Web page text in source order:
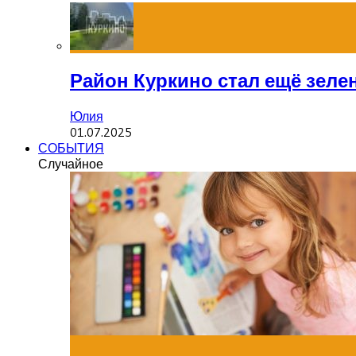
Район Куркино стал ещё
Юлия
01.07.2025
СОБЫТИЯ
Случайное